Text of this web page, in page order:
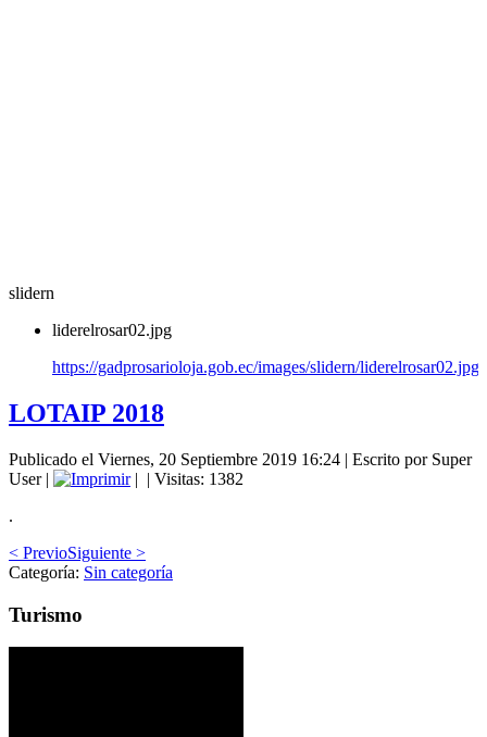
slidern
liderelrosar02.jpg
https://gadprosarioloja.gob.ec/images/slidern/liderelrosar02.jpg
LOTAIP 2018
Publicado el Viernes, 20 Septiembre 2019 16:24 | Escrito por Super
User| | | Visitas: 1382
.
< PrevioSiguiente >
Categoría: Sin categoría
Turismo